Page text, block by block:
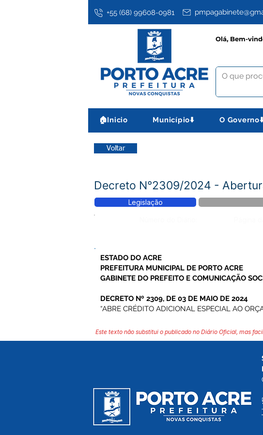
+55 (68) 99608-0981
Olá, Bem-
🏠Inicio Município⬇️ O
Voltar
Decreto N°2309/2024 -
Legislação
ESTADO DO ACRE
PREFEITURA MUNICIPAL DE PORTO ACRE
GABINETE DO PREFEITO E COMUNICAÇÃO
DECRETO Nº 2309, DE 03 DE MAIO DE 2024
“ABRE CRÉDITO ADICIONAL ESPECIAL AO
Este texto não substitui o publicado no Diário Oficial, mas